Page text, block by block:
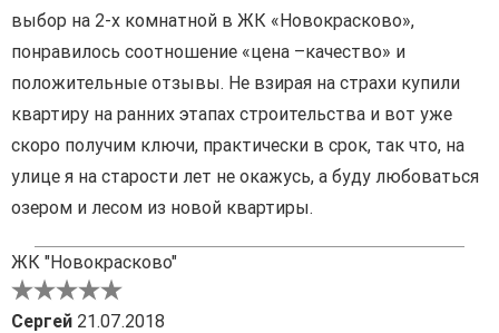
выбор на 2-х комнатной в ЖК «Новокрасково»,
понравилось соотношение «цена –качество» и
положительные отзывы. Не взирая на страхи купили
квартиру на ранних этапах строительства и вот уже
скоро получим ключи, практически в срок, так что, на
улице я на старости лет не окажусь, а буду любоваться
озером и лесом из новой квартиры.
ЖК "Новокрасково"
Сергей 21.07.2018